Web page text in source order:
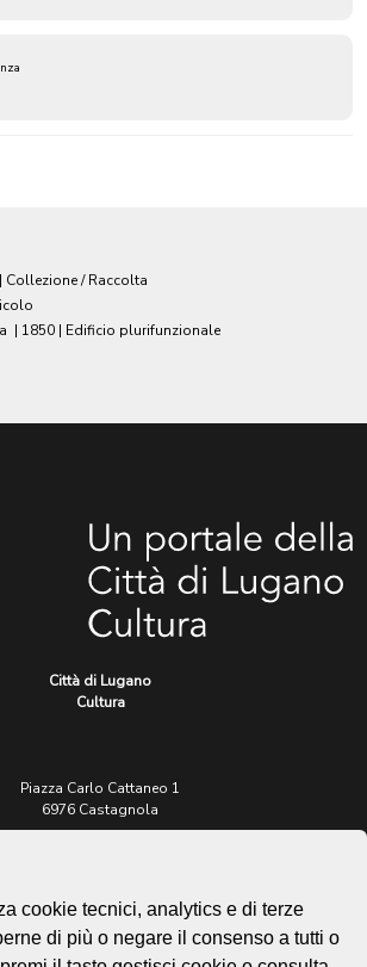
| Collezione / Raccolta
| 1850 | Edificio plurifunzionale
Città di Lugano
Cultura
Piazza Carlo Cattaneo 1
6976 Castagnola
Per informazioni:
patrimonio@lugano.ch
t. +41 58 866 68 50
cookie tecnici, analytics e di terze
di più o negare il consenso a tutti o